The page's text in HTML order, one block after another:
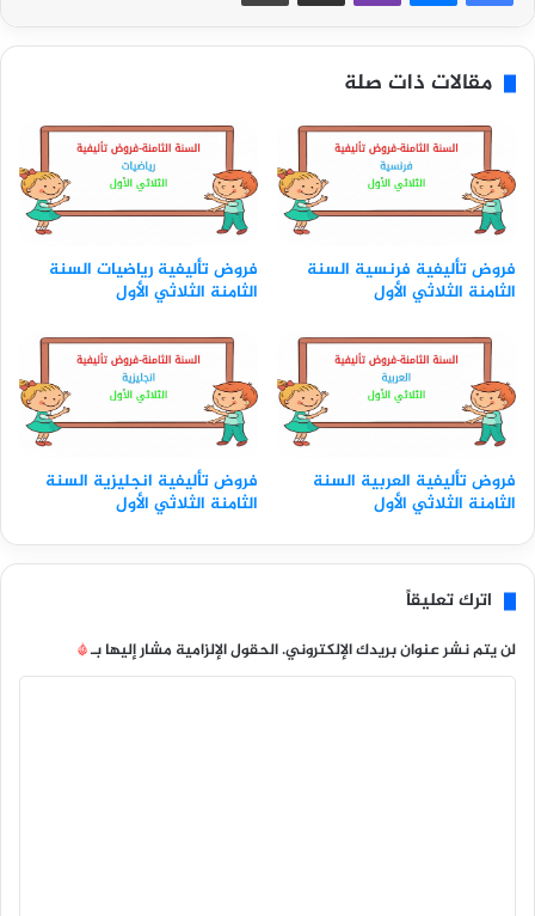
مقالات ذات صلة
فروض تأليفية فرنسية السنة
الثامنة الثلاثي الأول
فروض تأليفية رياضيات السنة
الثامنة الثلاثي الأول
فروض تأليفية العربية السنة
الثامنة الثلاثي الأول
فروض تأليفية انجليزية السنة
الثامنة الثلاثي الأول
اترك تعليقاً
لن يتم نشر عنوان بريدك الإلكتروني.الحقول الإلزامية مشار إليها بـ*